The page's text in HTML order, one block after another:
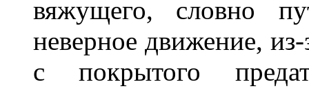
вяжущего, словно
неверное движение, из-
с покрытого